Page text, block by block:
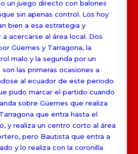
un juego directo con balones
sin apenas control. Los hoy
bien a esa estrategia y
acercarse al área local. Dos
Güemes y Tarragona, la
malo y la segunda por un
las primeras ocasiones a
al ecuador de este periodo
pudo marcar el partido cuando
sobre Güemes que realiza
que entra hasta el
y realiza un centro corto al área
pero Bautista que entra a
y lo realiza con la coronilla